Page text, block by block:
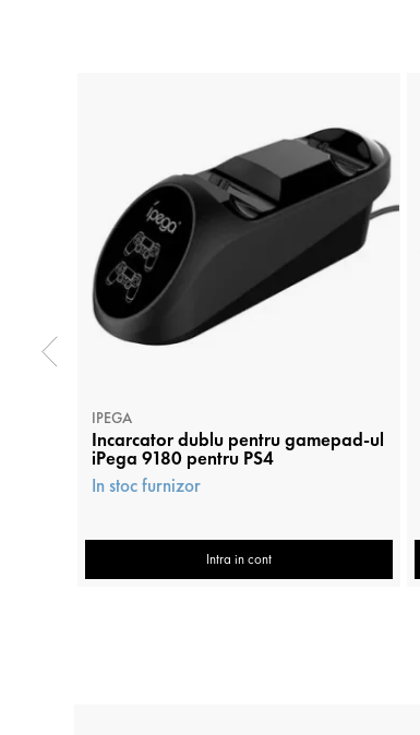
IPEGA
Incarcator dublu pentru gamepad-ul
iPega 9180 pentru PS4
In stoc furnizor
Intra in cont